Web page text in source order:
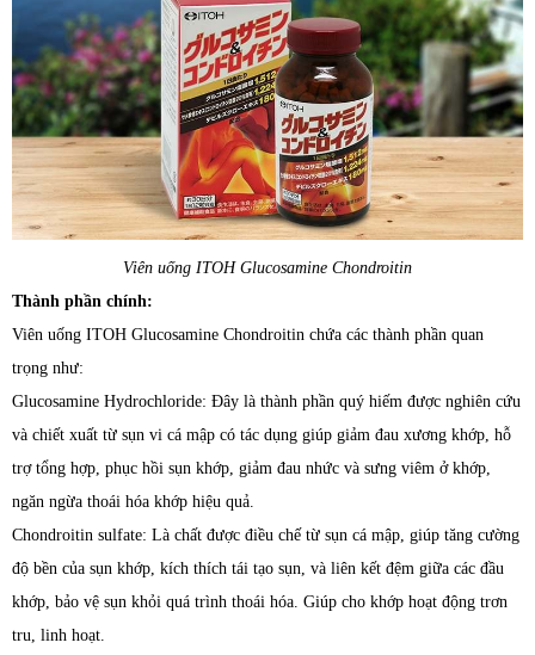
Viên uống ITOH Glucosamine Chondroitin
Thành phần chính:
Viên uống ITOH Glucosamine Chondroitin chứa các thành phần quan
trọng như:
Glucosamine Hydrochloride: Đây là thành phần quý hiếm được nghiên cứu
và chiết xuất từ sụn vi cá mập có tác dụng giúp giảm đau xương khớp, hỗ
trợ tổng hợp, phục hồi sụn khớp, giảm đau nhức và sưng viêm ở khớp,
ngăn ngừa thoái hóa khớp hiệu quả.
Chondroitin sulfate: Là chất được điều chế từ sụn cá mập, giúp tăng cường
độ bền của sụn khớp, kích thích tái tạo sụn, và liên kết đệm giữa các đầu
khớp, bảo vệ sụn khỏi quá trình thoái hóa. Giúp cho khớp hoạt động trơn
tru, linh hoạt.